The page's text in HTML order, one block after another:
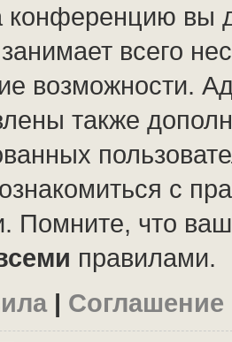
конференцию вы
всего
возможности.
также
с
Помните, что
правилами.
|